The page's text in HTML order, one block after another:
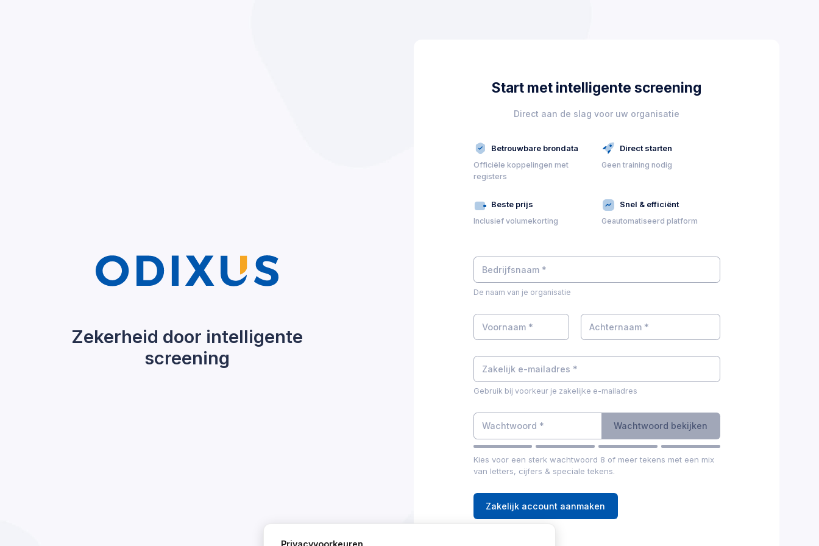
Zekerheid door intelligente
screening
Privacyvoorkeuren
Start met intelligente screening
Direct aan de slag voor uw organisatie
Betrouwbare brondata
Officiële koppelingen met
registers
Direct starten
Geen training nodig
Beste prijs
Inclusief volumekorting
Snel & efficiënt
Geautomatiseerd platform
De naam van je organisatie
Gebruik bij voorkeur je zakelijke e-mailadres
Wachtwoord bekijken
Kies voor een sterk wachtwoord 8 of meer tekens met een mix
van letters, cijfers & speciale tekens.
Zakelijk account aanmaken